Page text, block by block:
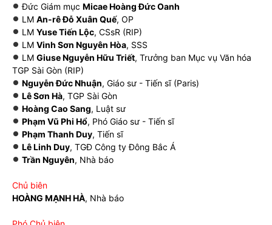
Đức Giám mục Micae Hoàng Đức Oanh
LM An-rê Đỗ Xuân Quế, OP
LM Yuse Tiến Lộc, CSsR (RIP)
LM Vinh Sơn Nguyên Hòa, SSS
LM Giuse Nguyễn Hữu Triết, Trưởng ban Mục vụ Văn hóa
TGP Sài Gòn (RIP)
Nguyễn Đức Nhuận, Giáo sư - Tiến sĩ (Paris)
Lê Sơn Hà, TGP Sài Gòn
Hoàng Cao Sang, Luật sư
Phạm Vũ Phi Hổ, Phó Giáo sư - Tiến sĩ
Phạm Thanh Duy, Tiến sĩ
Lê Linh Duy, TGĐ Công ty Đông Bắc Á
Trần Nguyên, Nhà báo
Chủ biên
HOÀNG MẠNH HÀ, Nhà báo